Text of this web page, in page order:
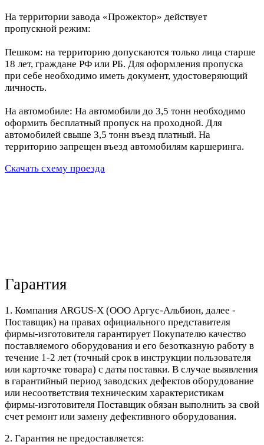
На территории завода «Прожектор» действует
пропускной режим:
Пешком: на территорию допускаются только лица старше
18 лет, граждане РФ или РБ. Для оформления пропуска
при себе необходимо иметь документ, удостоверяющий
личность.
На автомобиле: На автомобили до 3,5 тонн необходимо
оформить бесплатный пропуск на проходной. Для
автомобилей свыше 3,5 тонн въезд платный. На
территорию запрещен въезд автомобилям каршеринга.
Скачать схему проезда
Гарантия
1. Компания ARGUS-X (ООО Аргус-Альбион, далее -
Поставщик) на правах официального представителя
фирмы-изготовителя гарантирует Покупателю качество
поставляемого оборудования и его безотказную работу в
течение 1-2 лет (точный срок в инструкции пользователя
или карточке товара) с даты поставки. В случае выявления
в гарантийный период заводских дефектов оборудование
или несоответствия техническим характеристикам
фирмы-изготовителя Поставщик обязан выполнить за свой
счет ремонт или замену дефективного оборудования.
2. Гарантия не предоставляется: